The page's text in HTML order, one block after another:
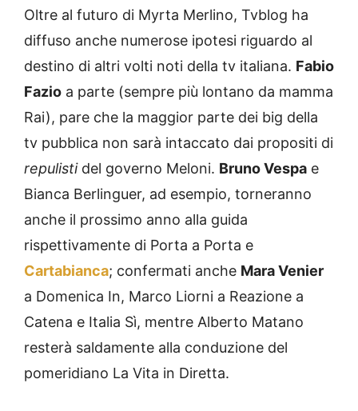
Oltre al futuro di Myrta Merlino, Tvblog ha
diffuso anche numerose ipotesi riguardo al
destino di altri volti noti della tv italiana. Fabio
Fazio a parte (sempre più lontano da mamma
Rai), pare che la maggior parte dei big della
tv pubblica non sarà intaccato dai propositi di
repulistidel governo Meloni. Bruno Vespa e
Bianca Berlinguer, ad esempio, torneranno
anche il prossimo anno alla guida
rispettivamente di Porta a Porta e
Cartabianca; confermati anche Mara Venier
a Domenica In, Marco Liorni a Reazione a
Catena e Italia Sì, mentre Alberto Matano
resterà saldamente alla conduzione del
pomeridiano La Vita in Diretta.